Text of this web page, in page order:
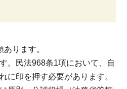
ります。
。民法968条1項において、自
に印を押す必要があります。